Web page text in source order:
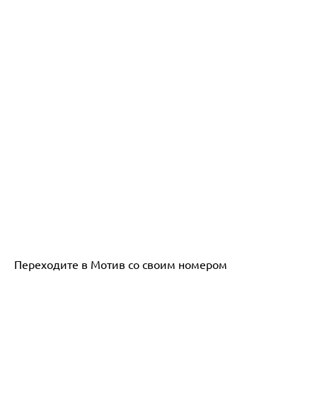
Переходите в Мотив со своим номером